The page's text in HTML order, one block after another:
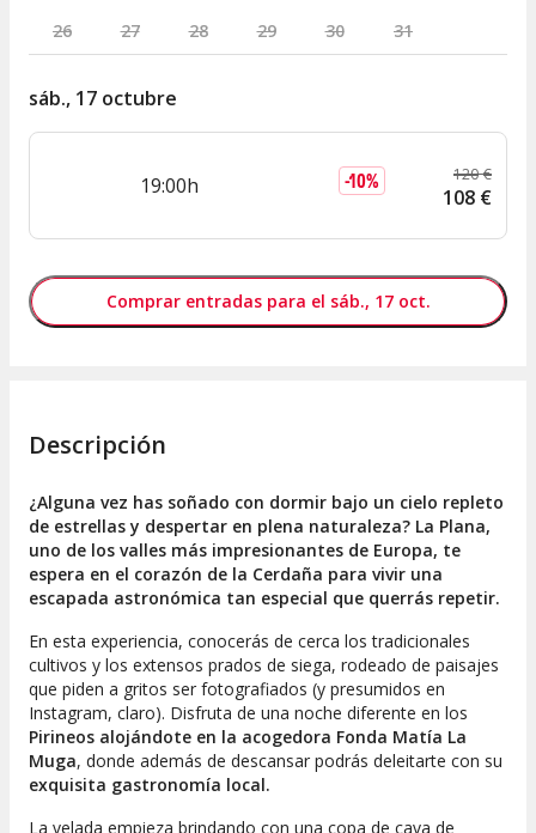
26 27 28 29 30 31
sáb., 17 octubre
19:00h -10% 120 €
108 €
Comprar entradas para el sáb., 17 oct.
Descripción
¿Alguna vez has soñado con dormir bajo un cielo repleto
de estrellas y despertar en plena naturaleza? La Plana,
uno de los valles más impresionantes de Europa, te
espera en el corazón de la Cerdaña para vivir una
escapada astronómica tan especial que querrás repetir.
En esta experiencia, conocerás de cerca los tradicionales
cultivos y los extensos prados de siega, rodeado de paisajes
que piden a gritos ser fotografiados (y presumidos en
Instagram, claro). Disfruta de una noche diferente en los
Pirineos alojándote en la acogedora Fonda Matía La
Muga, donde además de descansar podrás deleitarte con su
exquisita gastronomía local.
La velada empieza brindando con una copa de cava de